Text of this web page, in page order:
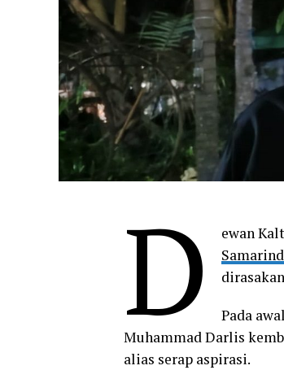
D
ewan
Pada
Muhammad Darlis
alias serap aspirasi.